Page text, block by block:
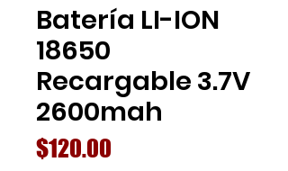
Batería LI-ION
18650
Recargable 3.7V
2600mah
$120.00